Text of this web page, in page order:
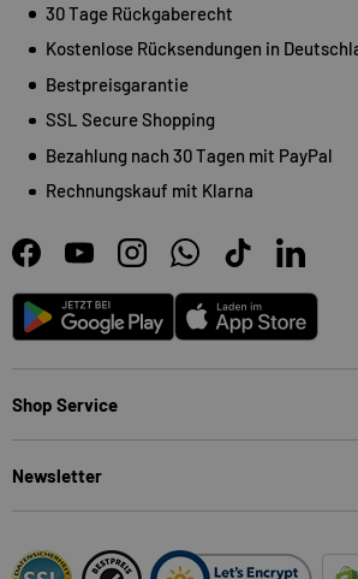
30 Tage Rückgaberecht
Kostenlose Rücksendungen in
Bestpreisgarantie
SSL Secure Shopping
Bezahlung nach 30 Tagen mit PayPal
Rechnungskauf mit Klarna
FacebookYouTubeInstagramWhatsAppTikTokLinkedIn
Android App Store
Shop Service
Newsletter